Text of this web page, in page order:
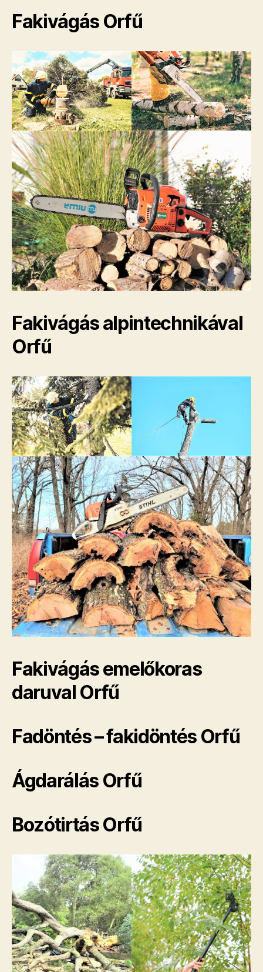
Fakivágás Orfű
Fakivágás alpintechnikával
Orfű
Fakivágás emelőkoras
daruval Orfű
Fadöntés – fakidöntés Orfű
Ágdarálás Orfű
Bozótirtás Orfű